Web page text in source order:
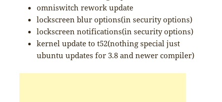
omniswitch rework update
lockscreen blur options(in security options)
lockscreen notifications(in security options)
kernel update to t52(nothing special just
ubuntu updates for 3.8 and newer compiler)